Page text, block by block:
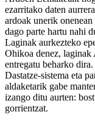
ezarritako daten
ardoak unerik
dago parte hartu nahi
Laginak aurkezteko
Ohikoa denez,
entregatu beharko dira.
Dastatze-sistema eta
aldaketarik gabe
izango ditu aurten:
gorrientzat.